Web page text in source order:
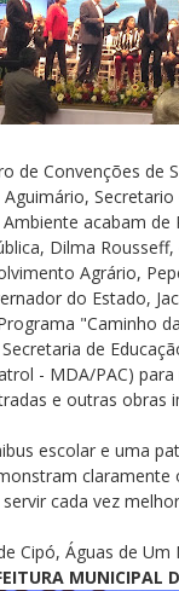
de Convenções de
Secretario
acabam de
Dilma
Agrário,
do Estado,
"Caminho
de
- MDA/PAC) para
e outras obras
escolar e uma
claramente
cada vez
Cipó, Águas de Um
MUNICIPAL